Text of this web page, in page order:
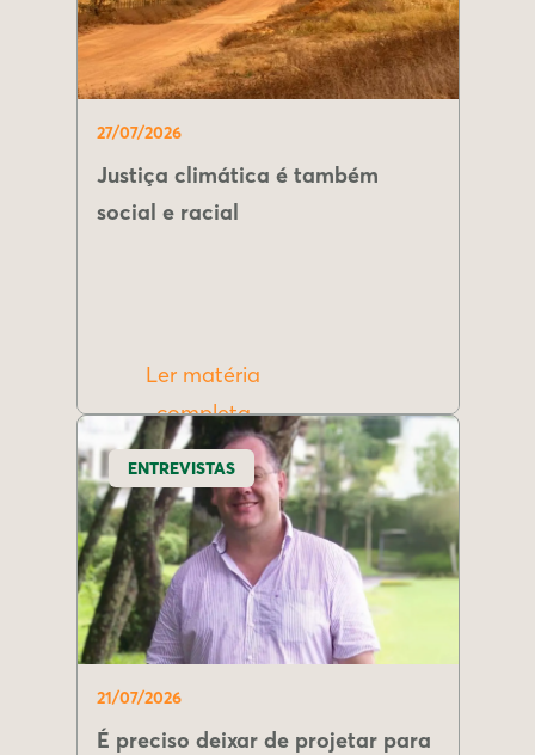
27/07/2026
Justiça climática é também
social e racial
Ler matéria
completa
ENTREVISTAS
21/07/2026
É preciso deixar de projetar para